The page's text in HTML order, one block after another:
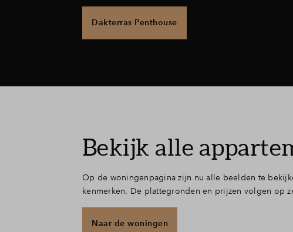
Dakterras Penthouse
Bekijk alle
Op de woningenpagina zijn nu alle beelden te
kenmerken. De plattegronden en prijzen volgen op
Naar de woningen